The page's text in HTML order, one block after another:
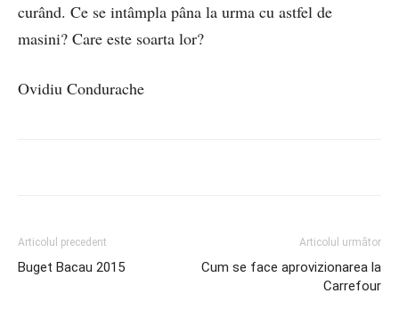
curând. Ce se intâmpla pâna la urma cu astfel de
masini? Care este soarta lor?
Ovidiu Condurache
Articolul precedent
Buget Bacau 2015
Articolul următor
Cum se face aprovizionarea la
Carrefour